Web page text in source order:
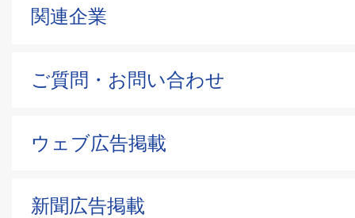
関連企業
ご質問・お問い合わせ
ウェブ広告掲載
新聞広告掲載